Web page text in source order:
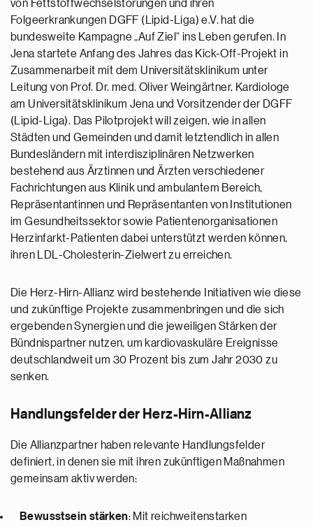
von Fettstoffwechselstörungen und ihren
Folgeerkrankungen DGFF (Lipid-Liga) e.V. hat die
bundesweite Kampagne „Auf Ziel“ ins Leben gerufen. In
Jena startete Anfang des Jahres das Kick-Off-Projekt in
Zusammenarbeit mit dem Universitätsklinikum unter
Leitung von Prof. Dr. med. Oliver Weingärtner, Kardiologe
am Universitätsklinikum Jena und Vorsitzender der DGFF
(Lipid-Liga). Das Pilotprojekt will zeigen, wie in allen
Städten und Gemeinden und damit letztendlich in allen
Bundesländern mit interdisziplinären Netzwerken
bestehend aus Ärztinnen und Ärzten verschiedener
Fachrichtungen aus Klinik und ambulantem Bereich,
Repräsentantinnen und Repräsentanten von Institutionen
im Gesundheitssektor sowie Patientenorganisationen
Herzinfarkt-Patienten dabei unterstützt werden können,
ihren LDL-Cholesterin-Zielwert zu erreichen.
Die Herz-Hirn-Allianz wird bestehende Initiativen wie diese
und zukünftige Projekte zusammenbringen und die sich
ergebenden Synergien und die jeweiligen Stärken der
Bündnispartner nutzen, um kardiovaskuläre Ereignisse
deutschlandweit um 30 Prozent bis zum Jahr 2030 zu
senken.
Handlungsfelder der Herz-Hirn-Allianz
Die Allianzpartner haben relevante Handlungsfelder
definiert, in denen sie mit ihren zukünftigen Maßnahmen
gemeinsam aktiv werden:
Bewusstsein stärken: Mit reichweitenstarken